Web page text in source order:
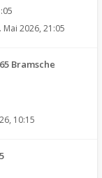
Mai 2026, 21:05
Bramsche
10:15